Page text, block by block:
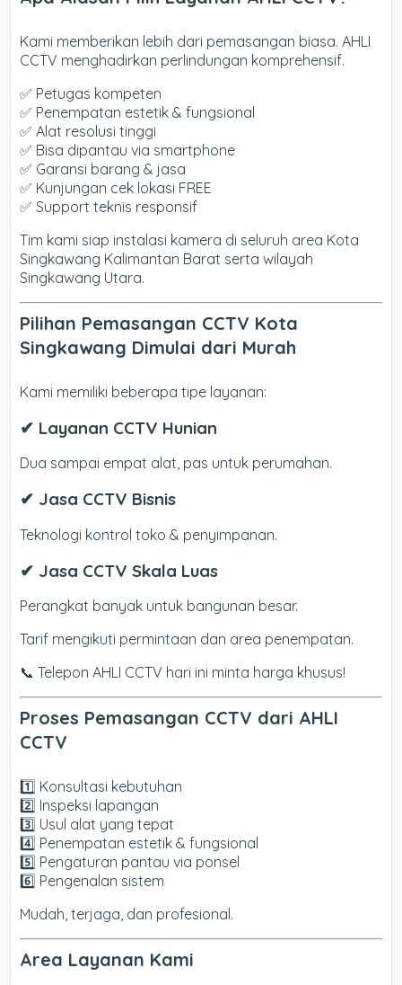
Kami memberikan lebih dari pemasangan biasa. AHLI
CCTV menghadirkan perlindungan komprehensif.
✅ Petugas kompeten
✅ Penempatan estetik & fungsional
✅ Alat resolusi tinggi
✅ Bisa dipantau via smartphone
✅ Garansi barang & jasa
✅ Kunjungan cek lokasi FREE
✅ Support teknis responsif
Tim kami siap instalasi kamera di seluruh area Kota
Singkawang Kalimantan Barat serta wilayah
Singkawang Utara.
Pilihan Pemasangan CCTV Kota
Singkawang Dimulai dari Murah
Kami memiliki beberapa tipe layanan:
✔ Layanan CCTV Hunian
Dua sampai empat alat, pas untuk perumahan.
✔ Jasa CCTV Bisnis
Teknologi kontrol toko & penyimpanan.
✔ Jasa CCTV Skala Luas
Perangkat banyak untuk bangunan besar.
Tarif mengikuti permintaan dan area penempatan.
📞 Telepon AHLI CCTV hari ini minta harga khusus!
Proses Pemasangan CCTV dari AHLI
CCTV
1️⃣ Konsultasi kebutuhan
2️⃣ Inspeksi lapangan
3️⃣ Usul alat yang tepat
4️⃣ Penempatan estetik & fungsional
5️⃣ Pengaturan pantau via ponsel
6️⃣ Pengenalan sistem
Mudah, terjaga, dan profesional.
Area Layanan Kami